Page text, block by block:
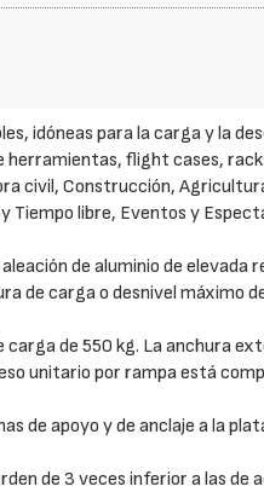
idóneas para la carga y la
herramientas, flight cases,
civil, Construcción,
Tiempo libre, Eventos y
de aluminio de elevada
de carga o desnivel máximo
carga de 550 kg. La anchura
unitario por rampa está
de apoyo y de anclaje a la
de 3 veces inferior a las